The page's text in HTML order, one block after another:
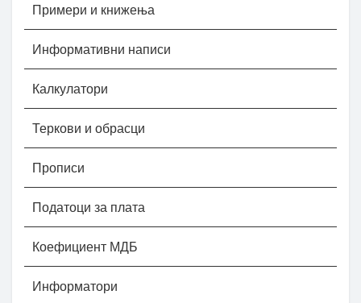
Примери и книжења
Информативни написи
Калкулатори
Теркови и обрасци
Прописи
Податоци за плата
Коефициент МДБ
Информатори